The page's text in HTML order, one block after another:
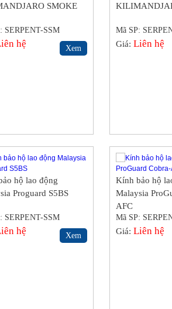
SMOKE
SERPENT-SSM
hệ Xem
Mã SP:
Giá: Liên hệ
hộ lao động
Proguard S5BS
SERPENT-SSM
hệ Xem
Kính bảo hộ
Malaysia
AFC
Mã SP:
Giá: Liên hệ